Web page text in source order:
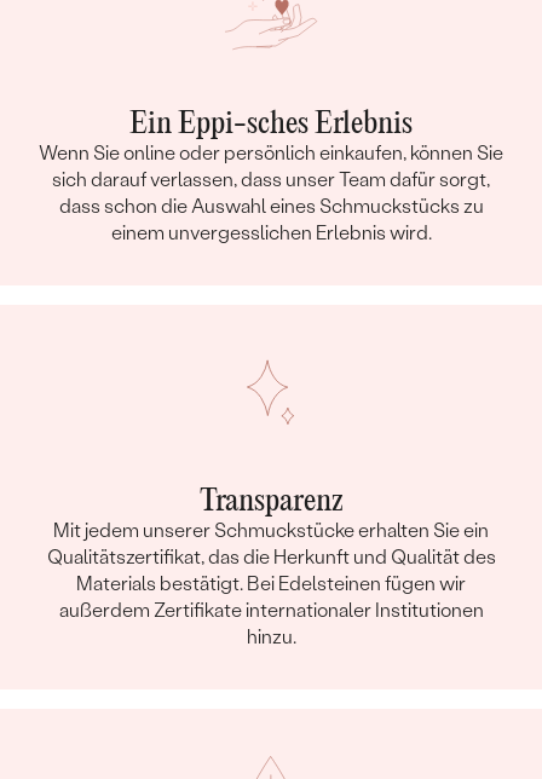
Ein Eppi-sches Erlebnis
Wenn Sie online oder persönlich einkaufen, können Sie
sich darauf verlassen, dass unser Team dafür sorgt,
dass schon die Auswahl eines Schmuckstücks zu
einem unvergesslichen Erlebnis wird.
Transparenz
Mit jedem unserer Schmuckstücke erhalten Sie ein
Qualitätszertifikat, das die Herkunft und Qualität des
Materials bestätigt. Bei Edelsteinen fügen wir
außerdem Zertifikate internationaler Institutionen
hinzu.